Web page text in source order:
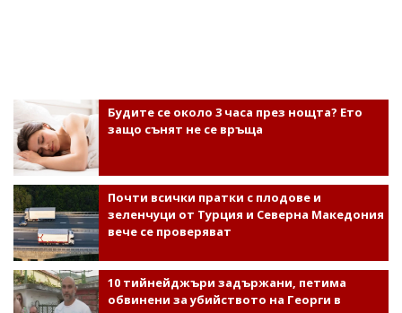
Будите се около 3 часа през нощта? Ето
защо сънят не се връща
Почти всички пратки с плодове и
зеленчуци от Турция и Северна Македония
вече се проверяват
10 тийнейджъри задържани, петима
обвинени за убийството на Георги в